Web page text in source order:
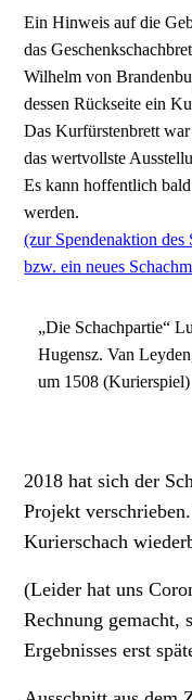
Ein Hinweis auf die
das
Wilhelm von
dessen Rückseite ein
Das Kurfürstenbrett
das wertvollste
Es kann hoffentlich
werden.
(zur Spendenaktion des
bzw. ein neues
„Die Schachpartie“
Hugensz. Van
um 1508 (Kurierspiel)
2018 hat sich der
Projekt
Kurierschach
(Leider hat uns
Rechnung gemacht,
Ergebnisses erst